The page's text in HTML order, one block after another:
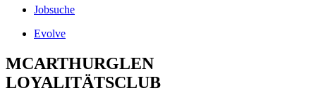
Jobsuche
Evolve
MCARTHURGLEN
LOYALITÄTSCLUB